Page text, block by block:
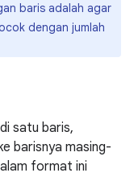
baris adalah agar
dengan jumlah
satu baris,
barisnya masing-
format ini